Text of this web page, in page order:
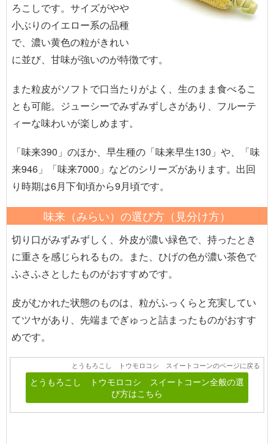
ろこしです。サイズがやや
小ぶりのイエロー系の品種
で、濃い黄色の粒がきれい
に並び、甘味が強いのが特徴です。
また粒皮がソフトで口当たりがよく、生のまま食べるこ
とも可能。ジューシーでみずみずしさがあり、フルーテ
ィーな味わいが楽しめます。
「味来390」のほか、早生種の「味来早生130」や、「味
来946」「味来7000」などのシリーズがあります。出回
り時期は6月下旬頃から9月頃です。
味来（みらい）の選び方（見分け方）
切り口がみずみずしく、外皮が濃い緑色で、持ったとき
に重さを感じられるもの。また、ひげの色が濃い茶色で
ふさふさとしたものがおすすめです。
皮がむかれた状態のものは、粒がふっくらと充実してい
てツヤがあり、先端までぎゅっと詰まったものがおすす
めです。
とうもろこし トウモロコシ スイートコーンのページに戻る
とうもろこし トウモロコシ スイートコーン全般の選
び方はこちら